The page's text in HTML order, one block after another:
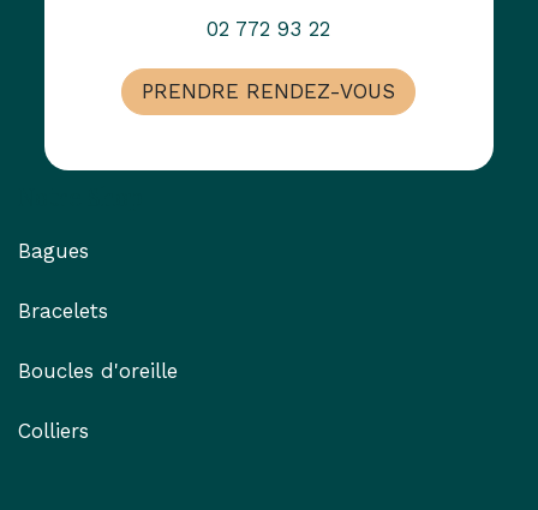
02 772 93 22
PRENDRE RENDEZ-VOUS
Bagues
Bracelets
Boucles d'oreille
Colliers